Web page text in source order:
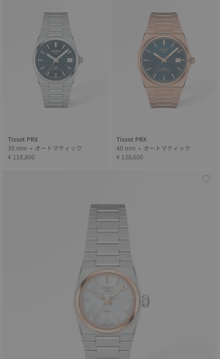
Tissot PRX
35 mm • オートマティック
¥ 118,800
Tissot PRX
40 mm • オートマティック
¥ 138,600